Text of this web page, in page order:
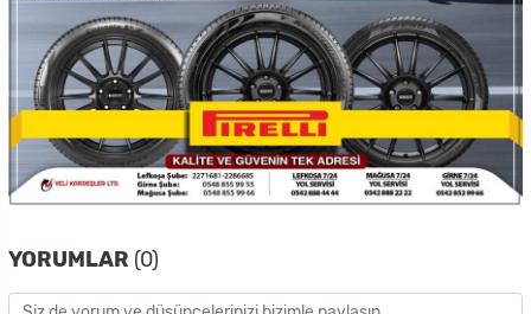
YORUMLAR (0)